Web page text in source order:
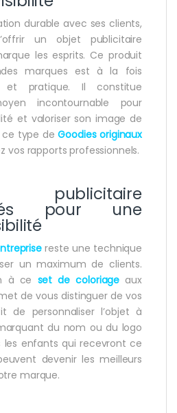
durable avec ses clients,
un objet publicitaire
les esprits. Ce produit
marques est à la fois
et pratique. Il constitue
incontournable pour
et valoriser son image de
ce type deGoodies originaux
vos rapports professionnels.
pour une
reste une technique
un maximum de clients.
à ce set de coloriage aux
de vous distinguer de vos
de personnaliser l’objet à
du nom ou du logo
les enfants qui recevront ce
devenir les meilleurs
marque.